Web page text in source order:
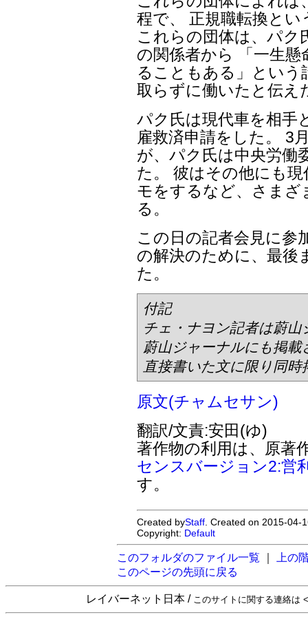
程で、 正規職転換と
これらの団体は、パク
の関係者から 「一生
ることもある」という
取らずに働いたと伝え
パク氏は現代車を相手
雇救済申請をした。 3
が、パク氏は中央労働
た。 彼はその他にも
モをするなど、さまざ
る。
この日の記者会見に参
の解決のために、最後
た。
付記
チェ・ナヨン記者は蔚
蔚山ジャーナルにも掲
直接書いた文に限り同
原文(チャムセサン)
翻訳/文責:安田(ゆ)
著作物の利用は、原著
センスバージョン2:営
す。
Created byStaff . Created on 2015-
Copyright: Default
このフォルダのファイル一覧
上の
このページの先頭に戻る
レイバーネット日本 / このサイトに関する連絡は